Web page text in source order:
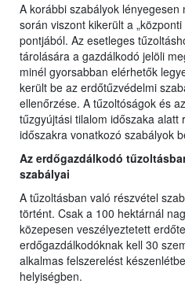
A korábbi szabályok
során viszont kikerült a
pontjából. Az esetleges
tárolására a gazdálkodó jelöli
minél gyorsabban elérhetők
került be az erdőtűzvédelmi
ellenőrzése. A tűzoltóságok és
tűzgyújtási tilalom időszaka
időszakra vonatkozó szabályok
Az erdőgazdálkodó
szabályai
A tűzoltásban való részvétel
történt. Csak a 100 hektárnál
közepesen veszélyeztetett
erdőgazdálkodóknak kell 30
alkalmas felszerelést
helyiségben.